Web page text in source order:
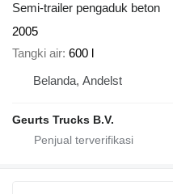
Semi-trailer pengaduk beton
2005
Tangki air 600 l
Belanda, Andelst
Geurts Trucks B.V.